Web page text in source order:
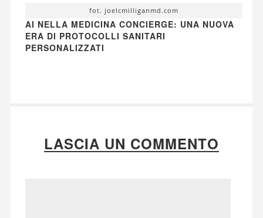
fot. joelcmilliganmd.com
AI NELLA MEDICINA CONCIERGE: UNA NUOVA
ERA DI PROTOCOLLI SANITARI
PERSONALIZZATI
LASCIA UN COMMENTO